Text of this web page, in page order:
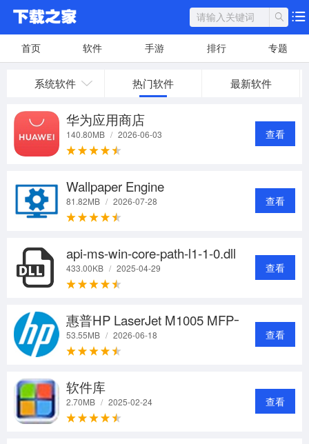
首页 软件 手游 排行 专题
系统软件 热门软件 最新软件
华为应用商店
140.80MB / 2026-06-03 查看
Wallpaper Engine
81.82MB / 2026-07-28 查看
api-ms-win-core-path-l1-1-0.dll
433.00KB / 2025-04-29 查看
惠普HP LaserJet M1005 MFP一体机驱动
53.55MB / 2026-06-18 查看
软件库
2.70MB / 2025-02-24 查看